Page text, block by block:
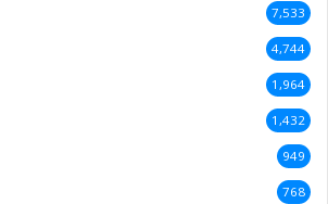
7,533
4,744
1,964
1,432
949
768